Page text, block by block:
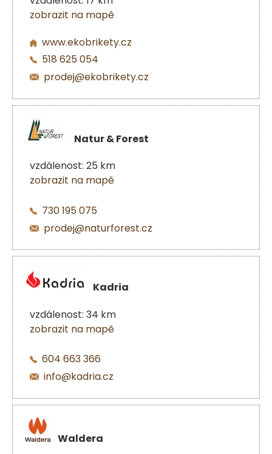
zobrazit na mapě
www.ekobrikety.cz
518 625 054
prodej@ekobrikety.cz
Natur & Forest
vzdálenost: 25 km
zobrazit na mapě
730 195 075
prodej@naturforest.cz
Kadria
vzdálenost: 34 km
zobrazit na mapě
604 663 366
info@kadria.cz
Waldera